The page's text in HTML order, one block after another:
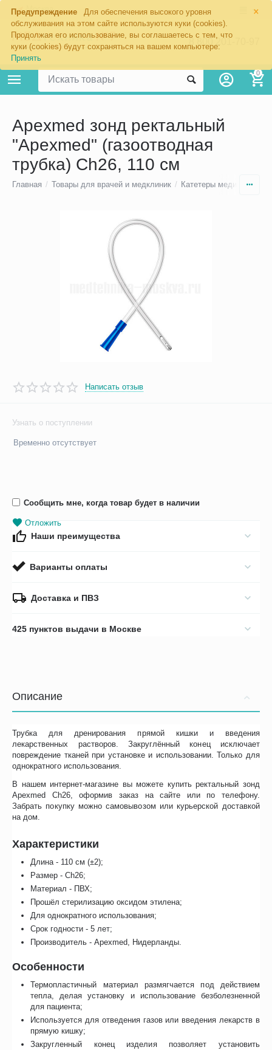
×
Предупреждение
Для обеспечения высокого уровня
обслуживания на этом сайте используются куки (cookies).
Продолжая его использование, вы соглашаетесь с тем, что
куки (cookies) будут сохраняться на вашем компьютере:
Принять
Москва
8 800 201-70-97
0
Apexmed зонд ректальный
"Apexmed" (газоотводная
трубка) Ch26, 110 см
Главная / Товары для врачей и медклиник / Катетеры медицинские
Написать отзыв
Узнать о поступлении
Временно отсутствует
Сообщить мне, когда товар будет в наличии
Отложить
Наши преимущества
Варианты оплаты
Доставка и ПВЗ
425 пунктов выдачи в Москве
Описание
Трубка для дренирования прямой кишки и введения
лекарственных растворов. Закруглённый конец исключает
повреждение тканей при установке и использовании. Только для
однократного использования.
В нашем интернет-магазине вы можете купить ректальный зонд
Apexmed Ch26, оформив заказ на сайте или по телефону.
Забрать покупку можно самовывозом или курьерской доставкой
на дом.
Характеристики
Длина - 110 см (±2);
Размер - Ch26;
Материал - ПВХ;
Прошёл стерилизацию оксидом этилена;
Для однократного использования;
Срок годности - 5 лет;
Производитель - Apexmed, Нидерланды.
Особенности
Термопластичный материал размягчается под действием
тепла, делая установку и использование безболезненной
для пациента;
Используется для отведения газов или введения лекарств в
прямую кишку;
Закругленный конец изделия позволяет установить